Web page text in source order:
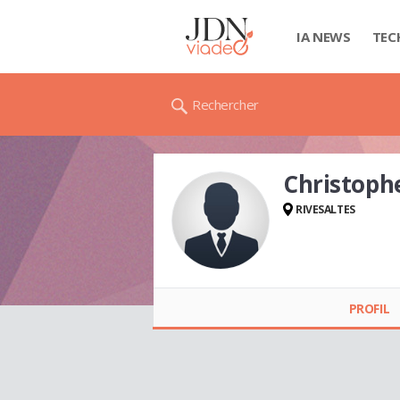
IA NEWS
Rechercher
RIVESALTES
PROFIL